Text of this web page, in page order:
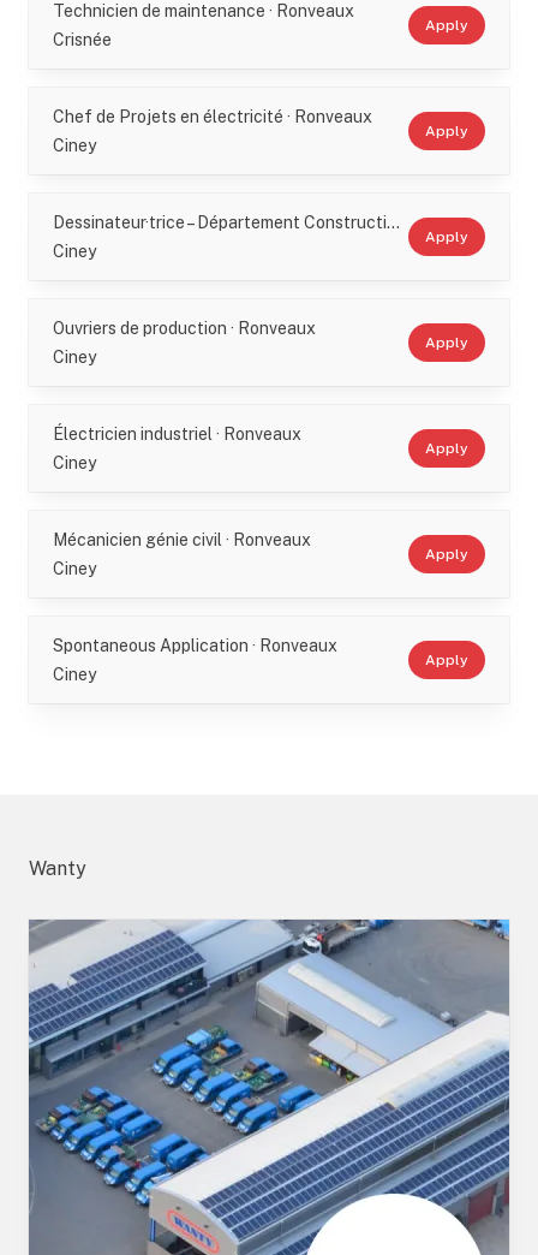
Technicien de maintenance · Ronveaux
Crisnée
Apply
Chef de Projets en électricité · Ronveaux
Ciney
Apply
Dessinateur·trice – Département Construction · Ronveaux
Ciney
Apply
Ouvriers de production · Ronveaux
Ciney
Apply
Électricien industriel · Ronveaux
Ciney
Apply
Mécanicien génie civil · Ronveaux
Ciney
Apply
Spontaneous Application · Ronveaux
Ciney
Apply
Wanty